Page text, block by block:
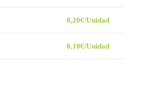
0,20€/Unidad
0,10€/Unidad